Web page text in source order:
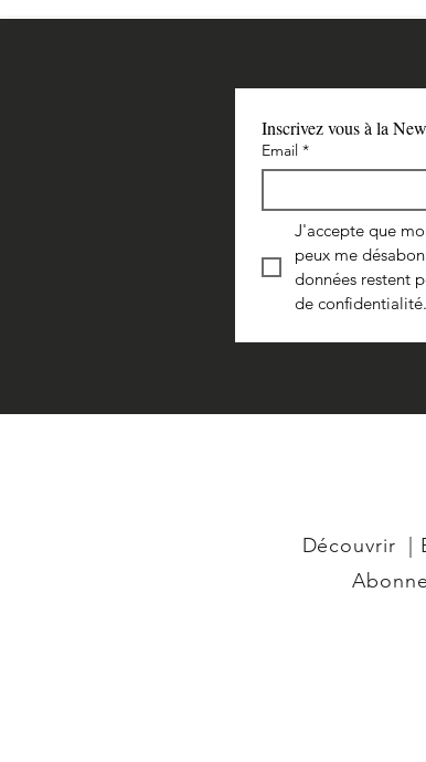
Inscrivez vous à la
Email *
J'accepte que
peux me
données restent
de confidentialité.
​Découvrir